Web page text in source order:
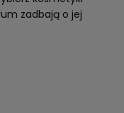
zadbają o jej